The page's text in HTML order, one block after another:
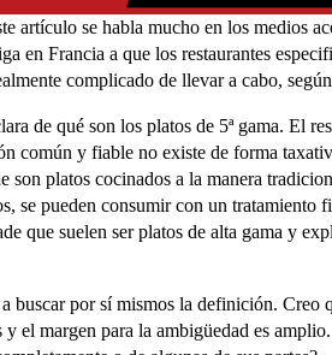
artículo se habla mucho en los medios
en Francia a que los restaurantes
complicado de llevar a cabo,
de qué son los platos de 5ª gama. El
común y fiable no existe de forma
son platos cocinados a la manera
se pueden consumir con un tratamiento
que suelen ser platos de alta gama y
buscar por sí mismos la definición. Creo
el margen para la ambigüedad es